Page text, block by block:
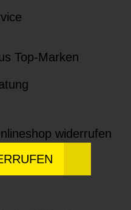
Top-Marken
widerrufen